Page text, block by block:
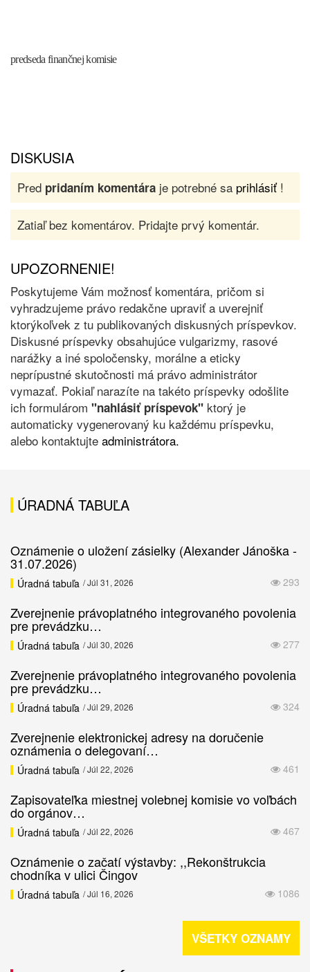
predseda finančnej komisie
DISKUSIA
Pred pridaním komentára je potrebné sa prihlásiť!
Zatiaľ bez komentárov. Pridajte prvý komentár.
UPOZORNENIE!
Poskytujeme Vám možnosť komentára, pričom si
vyhradzujeme právo redakčne upraviť a uverejniť
ktorýkoľvek z tu publikovaných diskusných príspevkov.
Diskusné príspevky obsahujúce vulgarizmy, rasové
narážky a iné spoločensky, morálne a eticky
neprípustné skutočnosti má právo administrátor
vymazať. Pokiaľ narazíte na takéto príspevky odošlite
ich formulárom "nahlásiť príspevok" ktorý je
automaticky vygenerovaný ku každému príspevku,
alebo kontaktujte administrátora.
ÚRADNÁ TABUĽA
Oznámenie o uložení zásielky (Alexander Jánoška -
31.07.2026)
293
Úradná tabuľa / Júl 31, 2026
Zverejnenie právoplatného integrovaného povolenia
pre prevádzku…
277
Úradná tabuľa / Júl 30, 2026
Zverejnenie právoplatného integrovaného povolenia
pre prevádzku…
324
Úradná tabuľa / Júl 29, 2026
Zverejnenie elektronickej adresy na doručenie
oznámenia o delegovaní…
461
Úradná tabuľa / Júl 22, 2026
Zapisovateľka miestnej volebnej komisie vo voľbách
do orgánov…
467
Úradná tabuľa / Júl 22, 2026
Oznámenie o začatí výstavby: ,,Rekonštrukcia
chodníka v ulici Čingov
1086
Úradná tabuľa / Júl 16, 2026
VŠETKY OZNAMY